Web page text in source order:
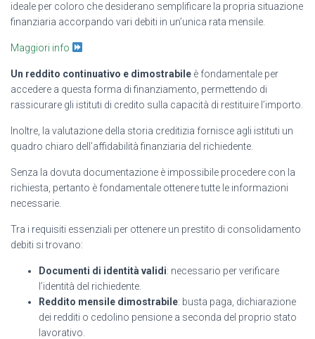
ideale per coloro che desiderano semplificare la propria situazione
finanziaria accorpando vari debiti in un’unica rata mensile.
Maggiori info
Un reddito continuativo e dimostrabile è fondamentale per
accedere a questa forma di finanziamento, permettendo di
rassicurare gli istituti di credito sulla capacità di restituire l’importo.
Inoltre, la valutazione della storia creditizia fornisce agli istituti un
quadro chiaro dell’affidabilità finanziaria del richiedente.
Senza la dovuta documentazione è impossibile procedere con la
richiesta, pertanto è fondamentale ottenere tutte le informazioni
necessarie.
Tra i requisiti essenziali per ottenere un prestito di consolidamento
debiti si trovano:
Documenti di identità validi: necessario per verificare
l’identità del richiedente.
Reddito mensile dimostrabile: busta paga, dichiarazione
dei redditi o cedolino pensione a seconda del proprio stato
lavorativo.